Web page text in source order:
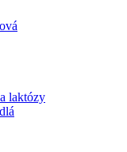
laktózy